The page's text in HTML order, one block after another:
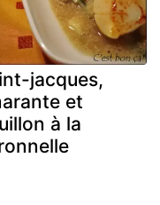
jacques,
et
à la